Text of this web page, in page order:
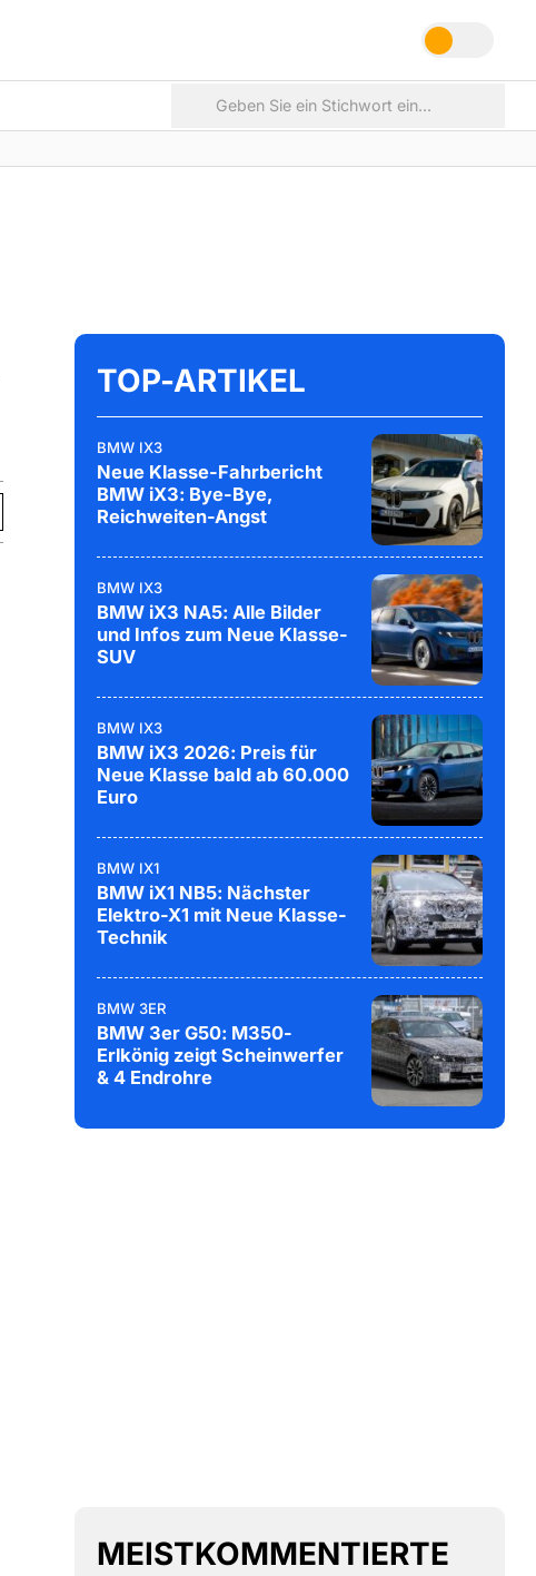
TOP-ARTIKEL
BMW IX3
Neue Klasse-Fahrbericht
BMW iX3: Bye-Bye,
Reichweiten-Angst
BMW IX3
BMW iX3 NA5: Alle Bilder
und Infos zum Neue Klasse-
SUV
BMW IX3
BMW iX3 2026: Preis für
Neue Klasse bald ab 60.000
Euro
BMW IX1
BMW iX1 NB5: Nächster
Elektro-X1 mit Neue Klasse-
Technik
BMW 3ER
BMW 3er G50: M350-
Erlkönig zeigt Scheinwerfer
& 4 Endrohre
MEISTKOMMENTIERTE